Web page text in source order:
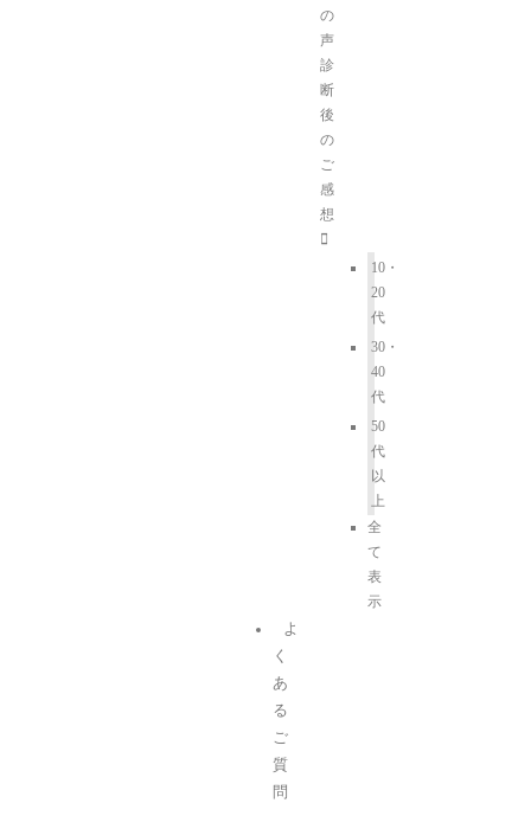
の
声
診
断
後
の
ご
感
想
10・
20
代
30・
40
代
50
代
以
上
全
て
表
示
よ
く
あ
る
ご
質
問